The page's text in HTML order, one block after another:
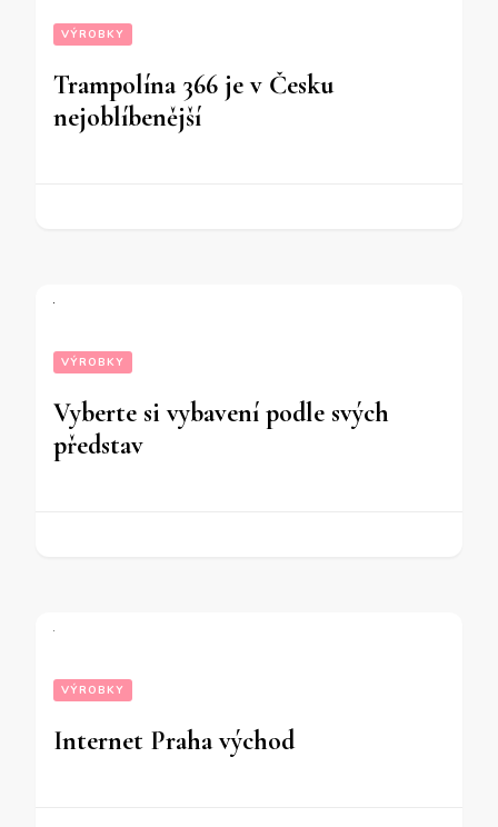
VÝROBKY
Trampolína 366 je v Česku
nejoblíbenější
VÝROBKY
Vyberte si vybavení podle svých
představ
VÝROBKY
Internet Praha východ